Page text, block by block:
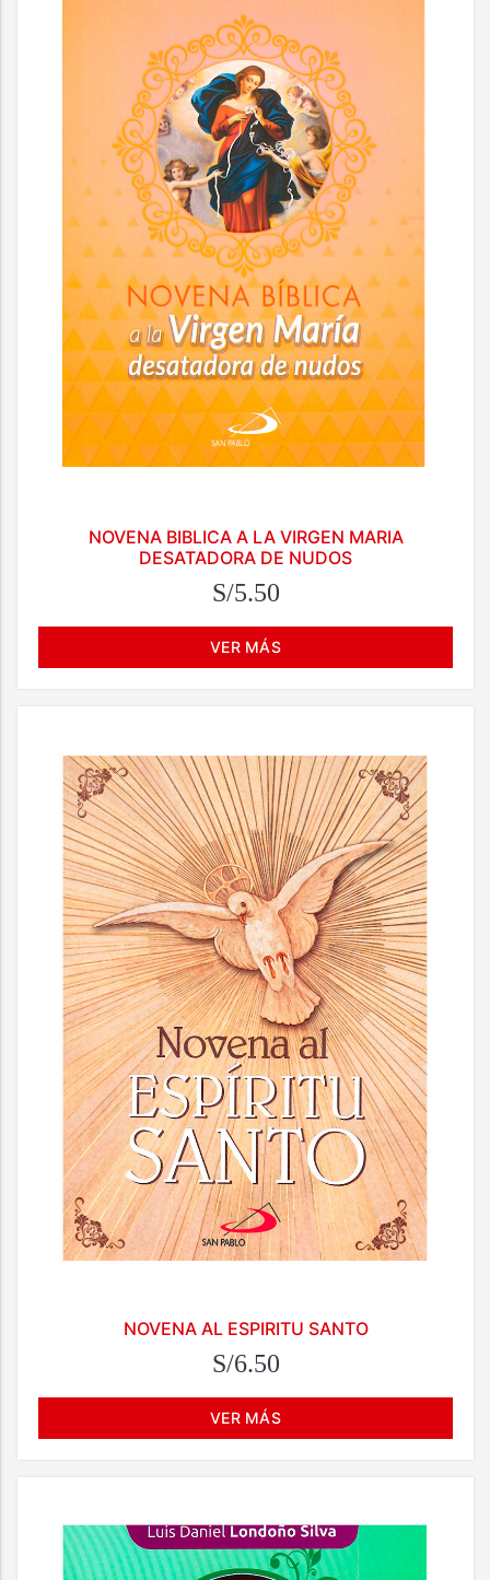
NOVENA BIBLICA A LA VIRGEN MARIA
DESATADORA DE NUDOS
S/5.50
VER MÁS
NOVENA AL ESPIRITU SANTO
S/6.50
VER MÁS